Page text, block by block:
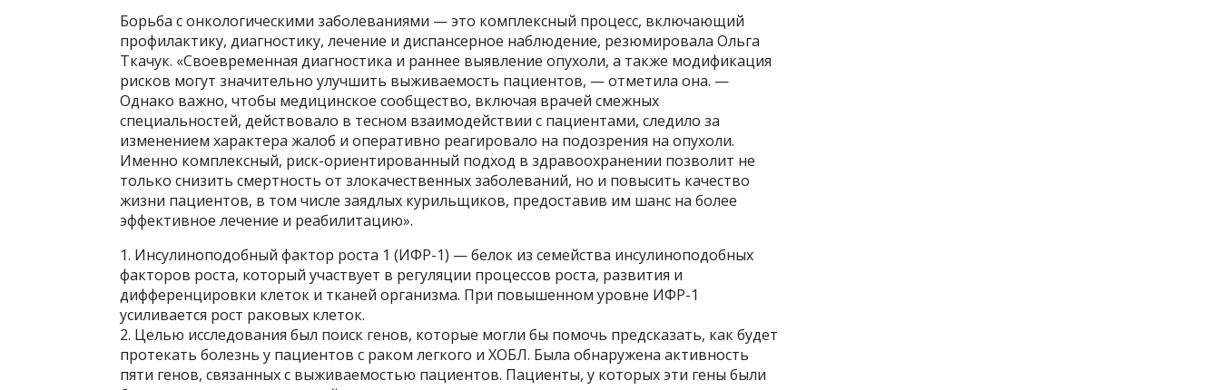
Борьба с онкологическими заболеваниями — это комплексный процесс, включающий
профилактику, диагностику, лечение и диспансерное наблюдение, резюмировала Ольга
Ткачук. «Своевременная диагностика и раннее выявление опухоли, а также модификация
рисков могут значительно улучшить выживаемость пациентов, — отметила она. —
Однако важно, чтобы медицинское сообщество, включая врачей смежных
специальностей, действовало в тесном взаимодействии с пациентами, следило за
изменением характера жалоб и оперативно реагировало на подозрения на опухоли.
Именно комплексный, риск-ориентированный подход в здравоохранении позволит не
только снизить смертность от злокачественных заболеваний, но и повысить качество
жизни пациентов, в том числе заядлых курильщиков, предоставив им шанс на более
эффективное лечение и реабилитацию».
1. Инсулиноподобный фактор роста 1 (ИФР-1) — белок из семейства инсулиноподобных
факторов роста, который участвует в регуляции процессов роста, развития и
дифференцировки клеток и тканей организма. При повышенном уровне ИФР-1
усиливается рост раковых клеток.
2. Целью исследования был поиск генов, которые могли бы помочь предсказать, как будет
протекать болезнь у пациентов с раком легкого и ХОБЛ. Была обнаружена активность
пяти генов, связанных с выживаемостью пациентов. Пациенты, у которых эти гены были